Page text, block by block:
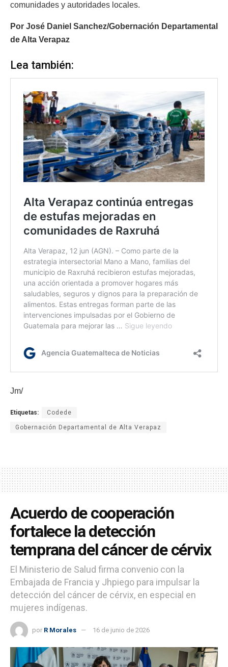
comunidades y autoridades locales.
Por José Daniel Sanchez/Gobernación Departamental
de Alta Verapaz
Lea también:
Jm/
Etiquetas: Codede
Gobernación Departamental de Alta Verapaz
Acuerdo de cooperación
fortalece la detección
temprana del cáncer de cérvix
El Ministerio de Salud firma convenio con la
Embajada de Francia y Jhpiego para impulsar la
detección del cáncer de cérvix, en especial en
mujeres indígenas.
por R Morales 16 de junio de 2026